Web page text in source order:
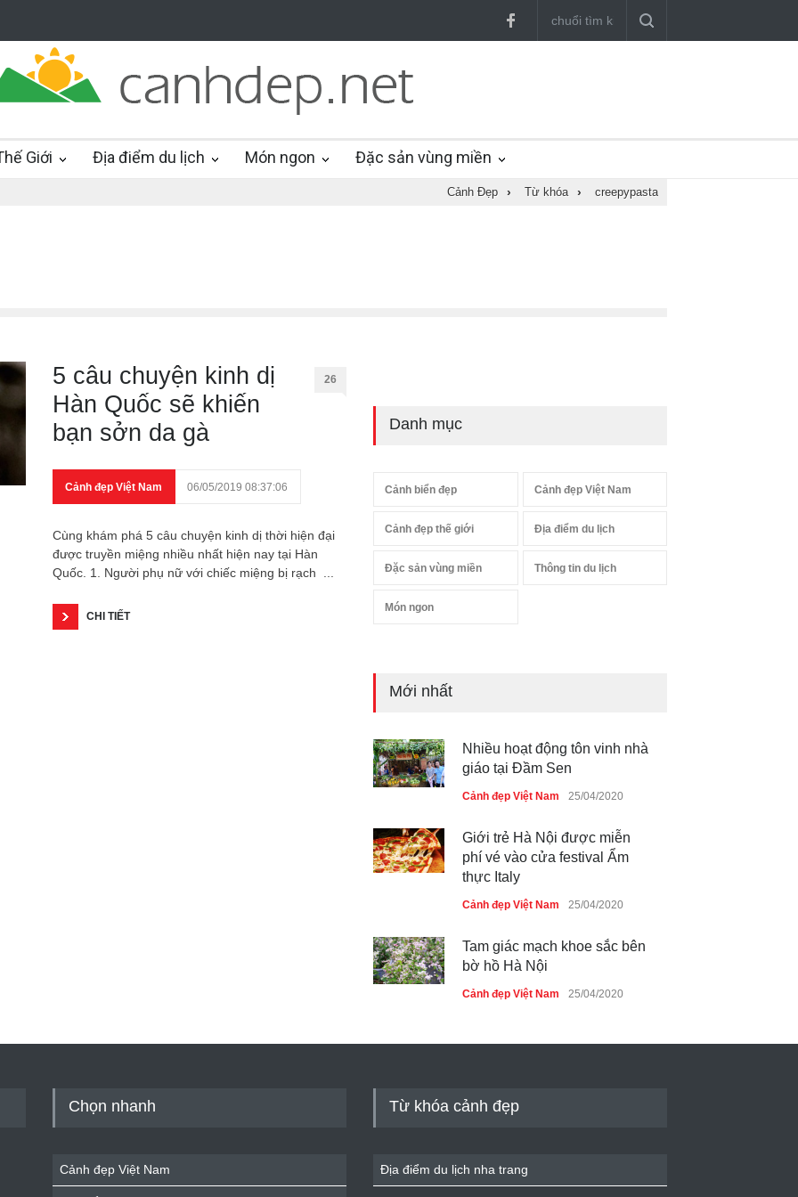
Giới Địa điểm du lịch Món ngon Đặc sản vùng miền
Cảnh Đẹp › Từ khóa › creepypasta
5 câu chuyện kinh dị
Hàn Quốc sẽ khiến
bạn sởn da gà
26
Cảnh đẹp Việt Nam 06/05/2019 08:37:06
Cùng khám phá 5 câu chuyện kinh dị thời hiện đại
được truyền miệng nhiều nhất hiện nay tại Hàn
Quốc. 1. Người phụ nữ với chiếc miệng bị rạch ...
CHI TIẾT
Danh mục
Cảnh biển đẹp Cảnh đẹp Việt Nam
Cảnh đẹp thế giới Địa điểm du lịch
Đặc sản vùng miền Thông tin du lịch
Món ngon
Mới nhất
Nhiều hoạt động tôn vinh nhà
giáo tại Đầm Sen
Cảnh đẹp Việt Nam 25/04/2020
Giới trẻ Hà Nội được miễn
phí vé vào cửa festival Ẩm
thực Italy
Cảnh đẹp Việt Nam 25/04/2020
Tam giác mạch khoe sắc bên
bờ hồ Hà Nội
Cảnh đẹp Việt Nam 25/04/2020
Cảnh đẹp Việt Nam
Chọn nhanh
Cảnh đẹp Việt Nam
Từ khóa cảnh đẹp
Địa điểm du lịch nha trang